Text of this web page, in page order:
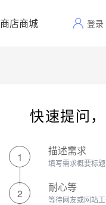
商店商城 登录
快速提问
1 描述需求
填写需求概要标
2 耐心等
等待网友或网站